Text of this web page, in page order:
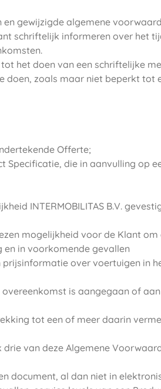
en gewijzigde algemene
schriftelijk informeren over het
tot het doen van een schriftelijke
doen, zoals maar niet beperkt tot
Offerte;
Specificatie, die in aanvulling op
INTERMOBILITAS B.V.
mogelijkheid voor de Klant
in voorkomende gevallen
over voertuigen in
overeenkomst is aangegaan of
tot een of meer daarin
van deze Algemene
document, al dan niet in